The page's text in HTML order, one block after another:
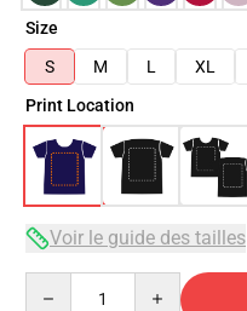
Size
S
M L XL
Print Location
Voir le guide des tailles